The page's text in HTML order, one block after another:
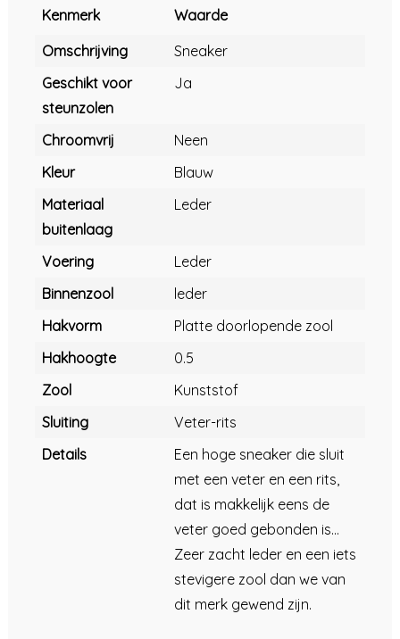
Kenmerk
Waarde
Omschrijving
Sneaker
Geschikt voor
steunzolen
Ja
Chroomvrij
Neen
Kleur
Blauw
Materiaal
buitenlaag
Leder
Voering
Leder
Binnenzool
leder
Hakvorm
Platte doorlopende zool
Hakhoogte
0.5
Zool
Kunststof
Sluiting
Veter-rits
Details
Een hoge sneaker die sluit
met een veter en een rits,
dat is makkelijk eens de
veter goed gebonden is...
Zeer zacht leder en een iets
stevigere zool dan we van
dit merk gewend zijn.